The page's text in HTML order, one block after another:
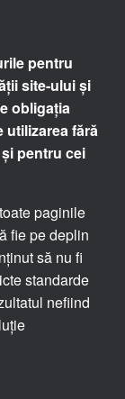
pentru
site-ului și
obligația
utilizarea fără
pentru cei
paginile
fie pe deplin
să nu fi
standarde
nefiind